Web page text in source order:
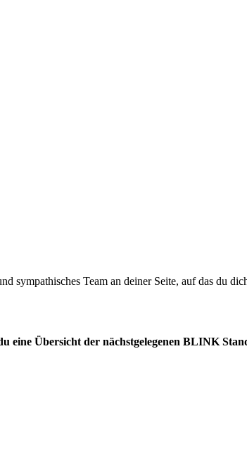
sympathisches Team an deiner Seite, auf das du
eine Übersicht der nächstgelegenen BLINK